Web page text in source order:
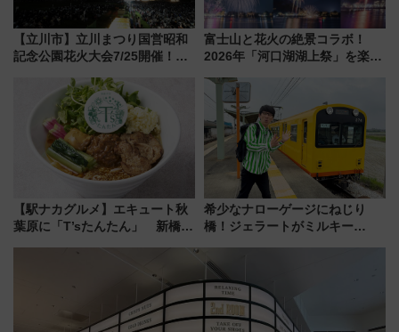
【立川市】立川まつり国営昭和
記念公園花火大会7/25開催！
混雑に要注意、その理由は
富士山と花火の絶景コラボ！
2026年「河口湖湖上祭」を楽し
ススメ
【駅ナカグルメ】エキュート秋
葉原に「T’sたんたん」 新橋に
たまご」新グルメ続々登場！
希少なナローゲージにねじり
橋！ジェラートがミルキー
278回目の舞台は「三岐鉄道北
勢線」